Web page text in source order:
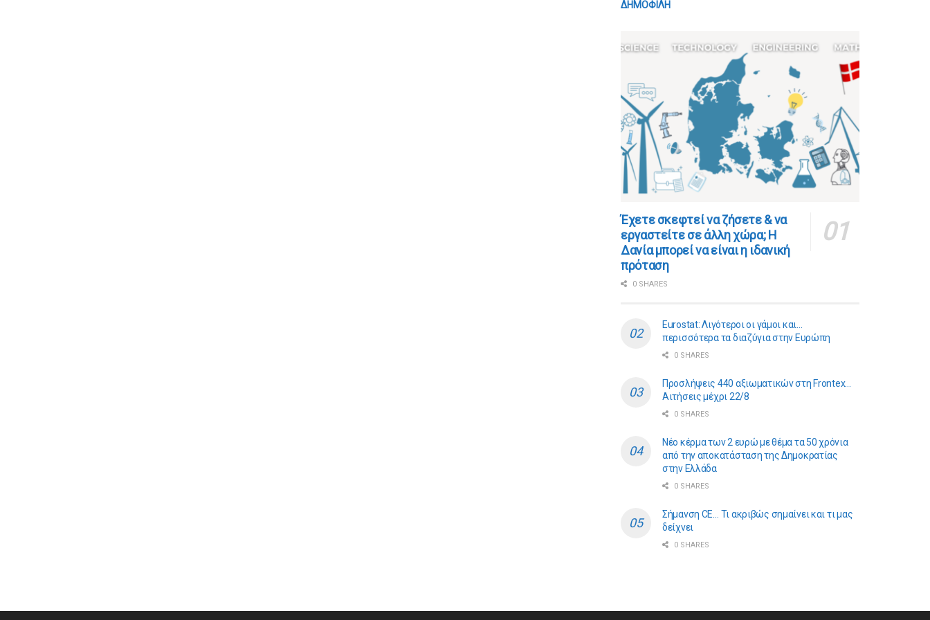
ΔΗΜΟΦΙΛΗ
​​Έχετε σκεφτεί να ζήσετε & να
εργαστείτε σε άλλη χώρα; Η
Δανία μπορεί να είναι η ιδανική
πρόταση
0 SHARES
Eurostat: Λιγότεροι οι γάμοι και…
περισσότερα τα διαζύγια στην Ευρώπη
0 SHARES
Προσλήψεις 440 αξιωματικών στη Frontex…
Αιτήσεις μέχρι 22/8
0 SHARES
Νέο κέρμα των 2 ευρώ με θέμα τα 50 χρόνια
από την αποκατάσταση της Δημοκρατίας
στην Ελλάδα
0 SHARES
Σήμανση CE… Τι ακριβώς σημαίνει και τι μας
δείχνει
0 SHARES